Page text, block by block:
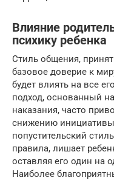
Влияние
психику ребенка
Стиль общения,
базовое доверие к
будет влиять на все
подход, основанный
наказания, часто
снижению инициативы
попустительский
правила, лишает
оставляя его один на
Наиболее